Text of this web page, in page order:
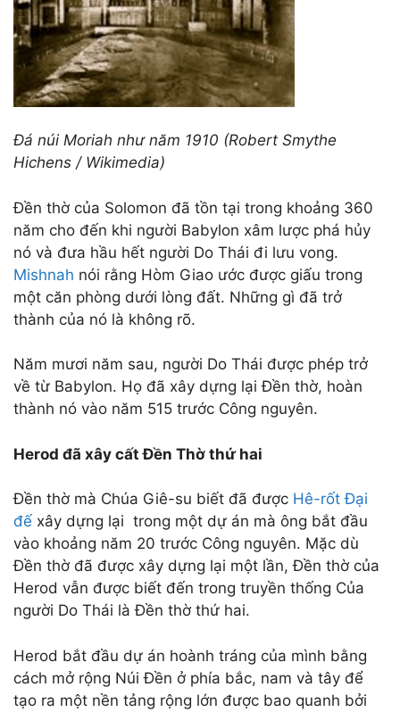
Đá núi Moriah như năm 1910 (Robert Smythe
Hichens / Wikimedia)
Đền thờ của Solomon đã tồn tại trong khoảng 360
năm cho đến khi người Babylon xâm lược phá hủy
nó và đưa hầu hết người Do Thái đi lưu vong.
Mishnah nói rằng Hòm Giao ước được giấu trong
một căn phòng dưới lòng đất. Những gì đã trở
thành của nó là không rõ.
Năm mươi năm sau, người Do Thái được phép trở
về từ Babylon. Họ đã xây dựng lại Đền thờ, hoàn
thành nó vào năm 515 trước Công nguyên.
Herod đã xây cất Đền Thờ thứ hai
Đền thờ mà Chúa Giê-su biết đã được Hê-rốt Đại
đế xây dựng lại trong một dự án mà ông bắt đầu
vào khoảng năm 20 trước Công nguyên. Mặc dù
Đền thờ đã được xây dựng lại một lần, Đền thờ của
Herod vẫn được biết đến trong truyền thống Của
người Do Thái là Đền thờ thứ hai.
Herod bắt đầu dự án hoành tráng của mình bằng
cách mở rộng Núi Đền ở phía bắc, nam và tây để
tạo ra một nền tảng rộng lớn được bao quanh bởi